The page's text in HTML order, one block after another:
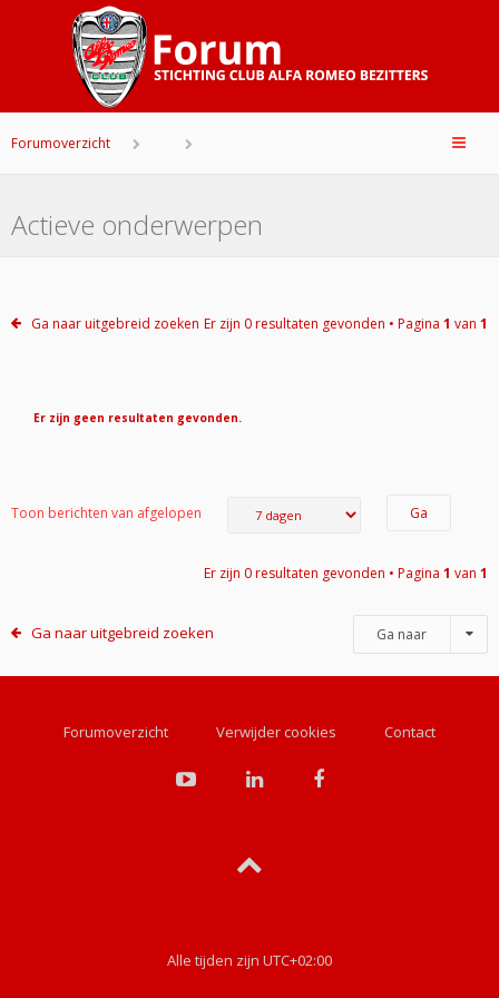
Forumoverzicht
Actieve onderwerpen
Ga naar uitgebreid zoeken Er zijn 0 resultaten gevonden • Pagina 1 van 1
Er zijn geen resultaten gevonden.
Toon berichten van afgelopen
Er zijn 0 resultaten gevonden • Pagina 1 van 1
Ga naar uitgebreid zoeken Ga naar
Forumoverzicht Verwijder cookies Contact
Alle tijden zijn UTC+02:00